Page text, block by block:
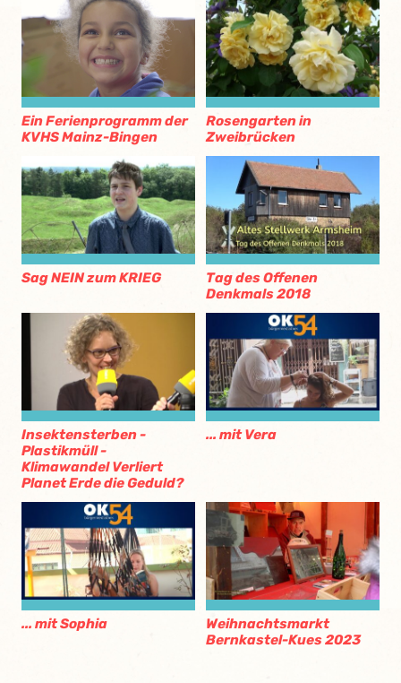
Ein Ferienprogramm der
KVHS Mainz-Bingen
Rosengarten in
Zweibrücken
Sag NEIN zum KRIEG
Tag des Offenen
Denkmals 2018
Insektensterben -
Plastikmüll -
Klimawandel Verliert
Planet Erde die Geduld?
... mit Vera
... mit Sophia
Weihnachtsmarkt
Bernkastel-Kues 2023